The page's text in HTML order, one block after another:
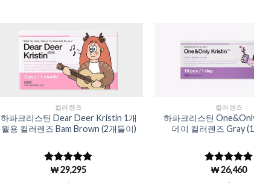
Add to
Wishlist
컬러렌즈
하파크리스틴 Dear Deer Kristin 1개
월용 컬러렌즈 Bam Brown (2개들이)
5 중에서
로 평
₩29,295
컬러렌즈
하파크리스틴
데이 컬러렌즈 Gray
5 중에서
로 평
₩26,460